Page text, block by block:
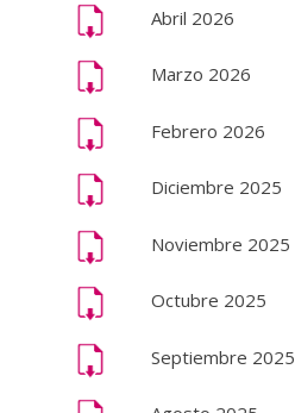
Abril 2026
Marzo 2026
Febrero 2026
Diciembre 2025
Noviembre 2025
Octubre 2025
Septiembre 2025